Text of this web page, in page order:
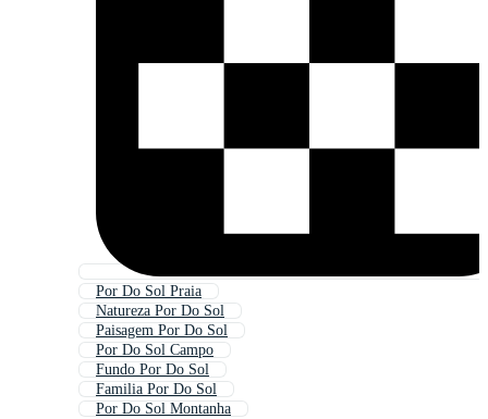
Por Do Sol Praia
Natureza Por Do Sol
Paisagem Por Do Sol
Por Do Sol Campo
Fundo Por Do Sol
Familia Por Do Sol
Por Do Sol Montanha